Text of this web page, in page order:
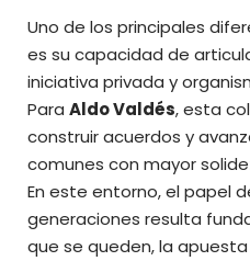
Uno de los principales
es su capacidad de
iniciativa privada y
Para Aldo Valdés, esta
construir acuerdos y
comunes con mayor
En este entorno, el papel
generaciones resulta
que se queden, la